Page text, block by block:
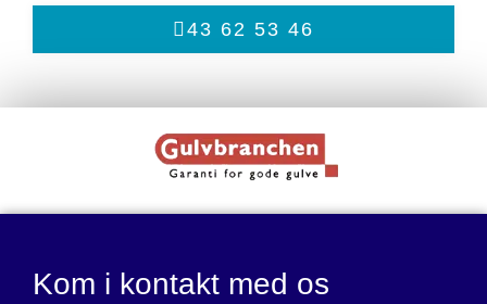
43 62 53 46
Kom i kontakt med os